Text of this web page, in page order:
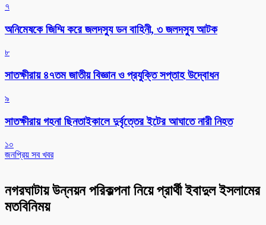
৭
অনিমেষকে জিম্মি করে জলদস্যু ডন বাহিনী, ৩ জলদস্যু আটক
৮
সাতক্ষীরায় ৪৭তম জাতীয় বিজ্ঞান ও প্রযুক্তি সপ্তাহ উদ্বোধন
৯
সাতক্ষীরায় গহনা ছিনতাইকালে দুর্বৃত্তের ইটের আঘাতে নারী নিহত
১০
জনপ্রিয় সব খবর
নগরঘাটায় উন্নয়ন পরিকল্পনা নিয়ে প্রার্থী ইবাদুল ইসলামের
মতবিনিময়